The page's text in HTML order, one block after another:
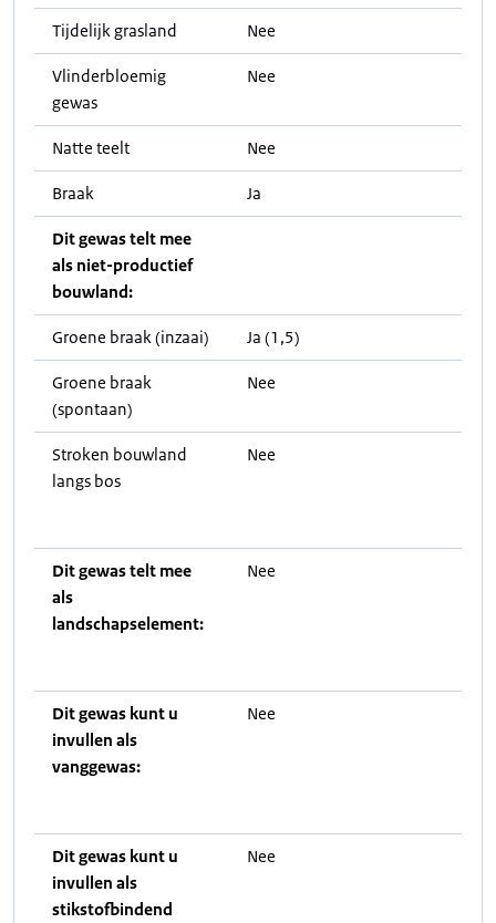
Tijdelijk grasland Nee
Vlinderbloemig
gewas
Nee
Natte teelt Nee
Braak Ja
Dit gewas telt mee
als niet-productief
bouwland:
Groene braak (inzaai) Ja (1,5)
Groene braak
(spontaan)
Nee
Stroken bouwland
langs bos
Nee
Dit gewas telt mee
als
landschapselement:
Nee
Dit gewas kunt u
invullen als
vanggewas:
Nee
Dit gewas kunt u
invullen als
stikstofbindend
Nee